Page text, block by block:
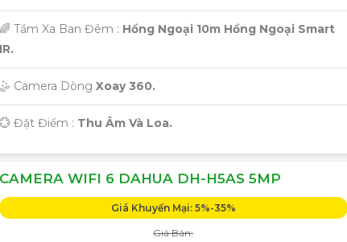
🌈 Tầm Xa Ban Đêm : Hồng Ngoại 10m Hồng Ngoại Smart
IR.
🤹 Camera Dòng Xoay 360.
️💮 Đặt Điểm : Thu Âm Và Loa.
CAMERA WIFI 6 DAHUA DH-H5AS 5MP
Giá Khuyến Mại: 5%-35%
Giá Bán: